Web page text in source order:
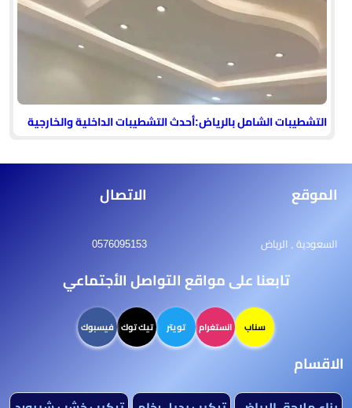
التشطيبات الشامل بالرياض:أحدث التشطيبات الداخلية والخارجية
الموقع الاتصال
السعودية , الرياض 0576095153
تابعنا على مواقع التواصل الأجتماعي
سناب انستغرام تويتر تيك توك فيسبوك
الاقسام